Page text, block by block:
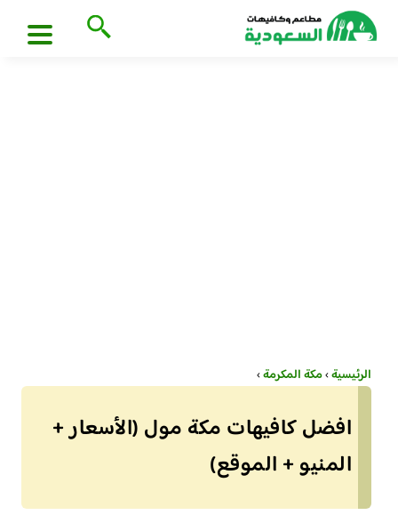
الرئيسية›مكة المكرمة›
افضل كافيهات مكة مول (الأسعار +
المنيو + الموقع)